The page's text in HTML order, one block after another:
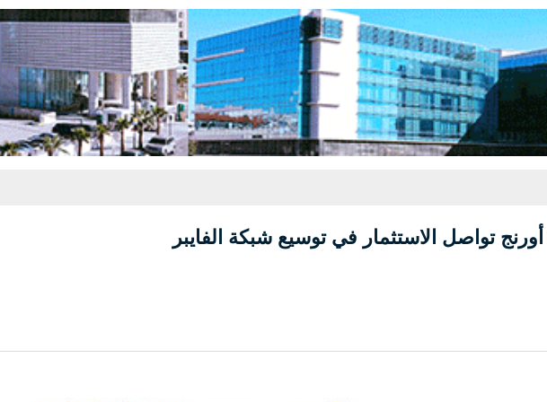
تواصل الاستثمار في توسيع شبكة الفايبر